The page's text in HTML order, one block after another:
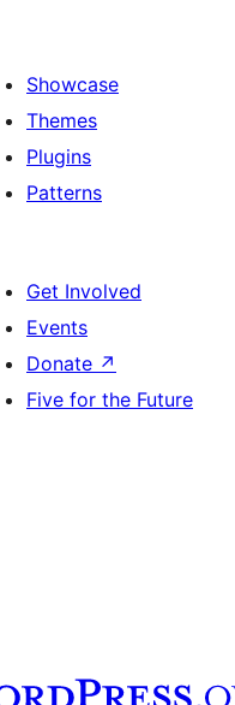
Showcase
Themes
Plugins
Patterns
Get Involved
Events
Donate ↗
Five for the Future